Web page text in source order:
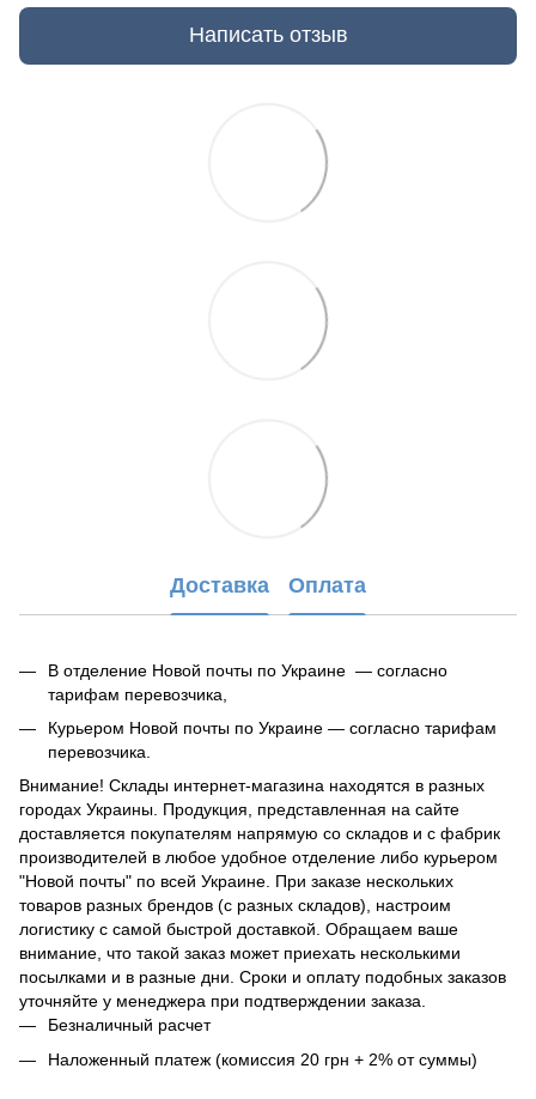
Написать отзыв
Доставка Оплата
В отделение Новой почты по Украине — согласно
тарифам перевозчика,
Курьером Новой почты по Украине — согласно тарифам
перевозчика.
Внимание! Склады интернет-магазина находятся в разных
городах Украины. Продукция, представленная на сайте
доставляется покупателям напрямую со складов и с фабрик
производителей в любое удобное отделение либо курьером
"Новой почты" по всей Украине. При заказе нескольких
товаров разных брендов (с разных складов), настроим
логистику с самой быстрой доставкой. Обращаем ваше
внимание, что такой заказ может приехать несколькими
посылками и в разные дни. Сроки и оплату подобных заказов
уточняйте у менеджера при подтверждении заказа.
Безналичный расчет
Наложенный платеж (комиссия 20 грн + 2% от суммы)